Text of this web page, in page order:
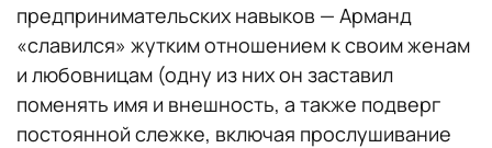
предпринимательских навыков — Арманд
«славился» жутким отношением к своим женам
и любовницам (одну из них он заставил
поменять имя и внешность, а также подверг
постоянной слежке, включая прослушивание